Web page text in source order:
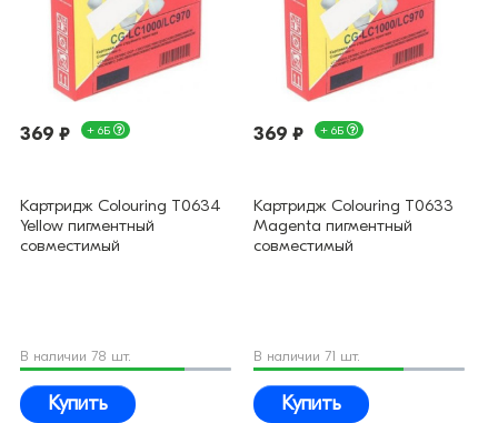
369 ₽ + 6Б
Картридж Colouring T0634
Yellow пигментный
совместимый
В наличии 78 шт.
Купить
369 ₽ + 6Б
Картридж Colouring T0633
Magenta пигментный
совместимый
В наличии 71 шт.
Купить